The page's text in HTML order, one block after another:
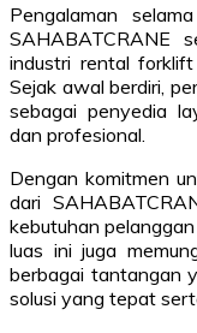
Pengalaman
SAHABATCRANE
industri rental
Sejak awal berdiri,
sebagai penyedia
dan profesional.
Dengan komitmen
dari
kebutuhan
luas ini juga
berbagai tantangan
solusi yang tepat